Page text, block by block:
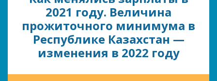
2021 году. Величина
прожиточного минимума в
Республике Казахстан —
изменения в 2022 году